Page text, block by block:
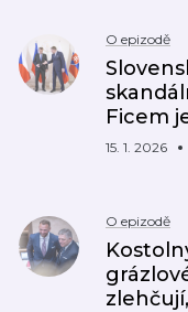
O epizodě
Ficem
15. 1. 2026
O epizodě